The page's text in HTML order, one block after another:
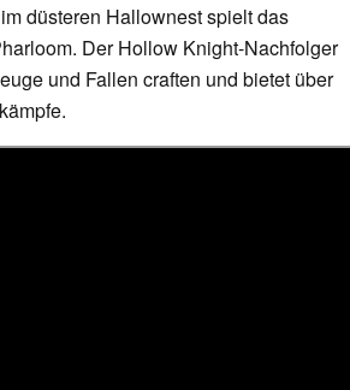
düsteren Hallownest spielt das
Der Hollow Knight-Nachfolger
und Fallen craften und bietet über